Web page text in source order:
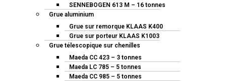
SENNEBOGEN 613 M – 16 tonnes
Grue aluminium
Grue sur remorque KLAAS K400
Grue sur porteur KLAAS K1003
Grue télescopique sur chenilles
Maeda CC 423 – 3 tonnes
Maeda LC 785 – 5 tonnes
Maeda CC 985 – 5 tonnes